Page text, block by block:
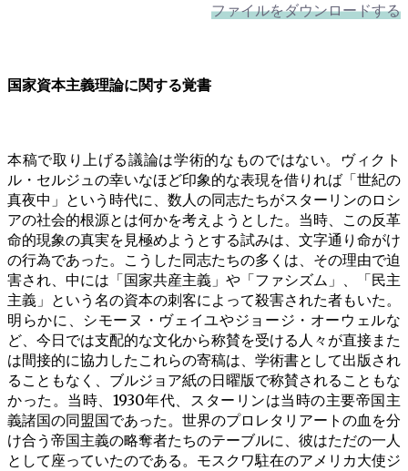
ファイルをダウンロードする
国家資本主義理論に関する覚書
本稿で取り上げる議論は学術的なものではない。ヴィクト
ル・セルジュの幸いなほど印象的な表現を借りれば「世紀の
真夜中」という時代に、数人の同志たちがスターリンのロシ
アの社会的根源とは何かを考えようとした。当時、この反革
命的現象の真実を見極めようとする試みは、文字通り命がけ
の行為であった。こうした同志たちの多くは、その理由で迫
害され、中には「国家共産主義」や「ファシズム」、「民主
主義」という名の資本の刺客によって殺害された者もいた。
明らかに、シモーヌ・ヴェイユやジョージ・オーウェルな
ど、今日では支配的な文化から称賛を受ける人々が直接また
は間接的に協力したこれらの寄稿は、学術書として出版され
ることもなく、ブルジョア紙の日曜版で称賛されることもな
かった。当時、1930年代、スターリンは当時の主要帝国主
義諸国の同盟国であった。世界のプロレタリアートの血を分
け合う帝国主義の略奪者たちのテーブルに、彼はただの一人
として座っていたのである。モスクワ駐在のアメリカ大使ジ